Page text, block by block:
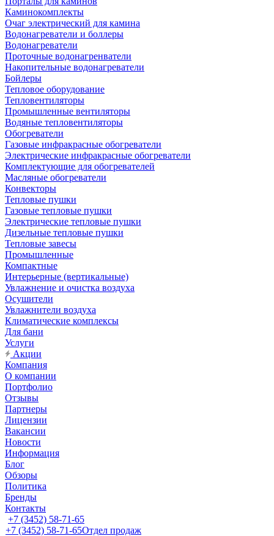
Каминокомплекты
Очаг электрический для камина
Водонагреватели и боллеры
Водонагреватели
Проточные водонагренватели
Накопительные водонагреватели
Бойлеры
Тепловое оборудование
Тепловентиляторы
Промышленные вентиляторы
Водяные тепловентиляторы
Обогреватели
Газовые инфракрасные обогреватели
Электрические инфракрасные обогреватели
Комплектующие для обогревателей
Масляные обогреватели
Конвекторы
Тепловые пушки
Газовые тепловые пушки
Электрические тепловые пушки
Дизельные тепловые пушки
Тепловые завесы
Промышленные
Компактные
Интерьерные (вертикальные)
Увлажнение и очистка воздуха
Осушители
Увлажнители воздуха
Климатические комплексы
Для бани
Услуги
Акции
Компания
О компании
Портфолио
Отзывы
Партнеры
Лицензии
Вакансии
Новости
Информация
Блог
Обзоры
Политика
Бренды
Контакты
+7 (3452) 58-71-65
+7 (3452) 58-71-65Отдел продаж